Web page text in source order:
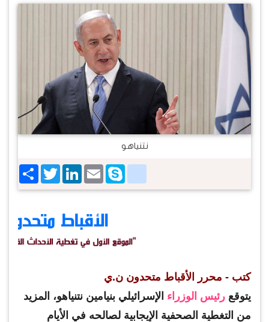
نتنياهو
ShareTwitterLinkedIn EmailSkype
google_bookmarks
كتب - محرر الأقباط متحدون ن.ي
يتوقع رئيس الوزراء الإسرائيلي بنيامين نتنياهو، المزيد
من التغطية الصحفية الإيجابية لصالحه في الأيام